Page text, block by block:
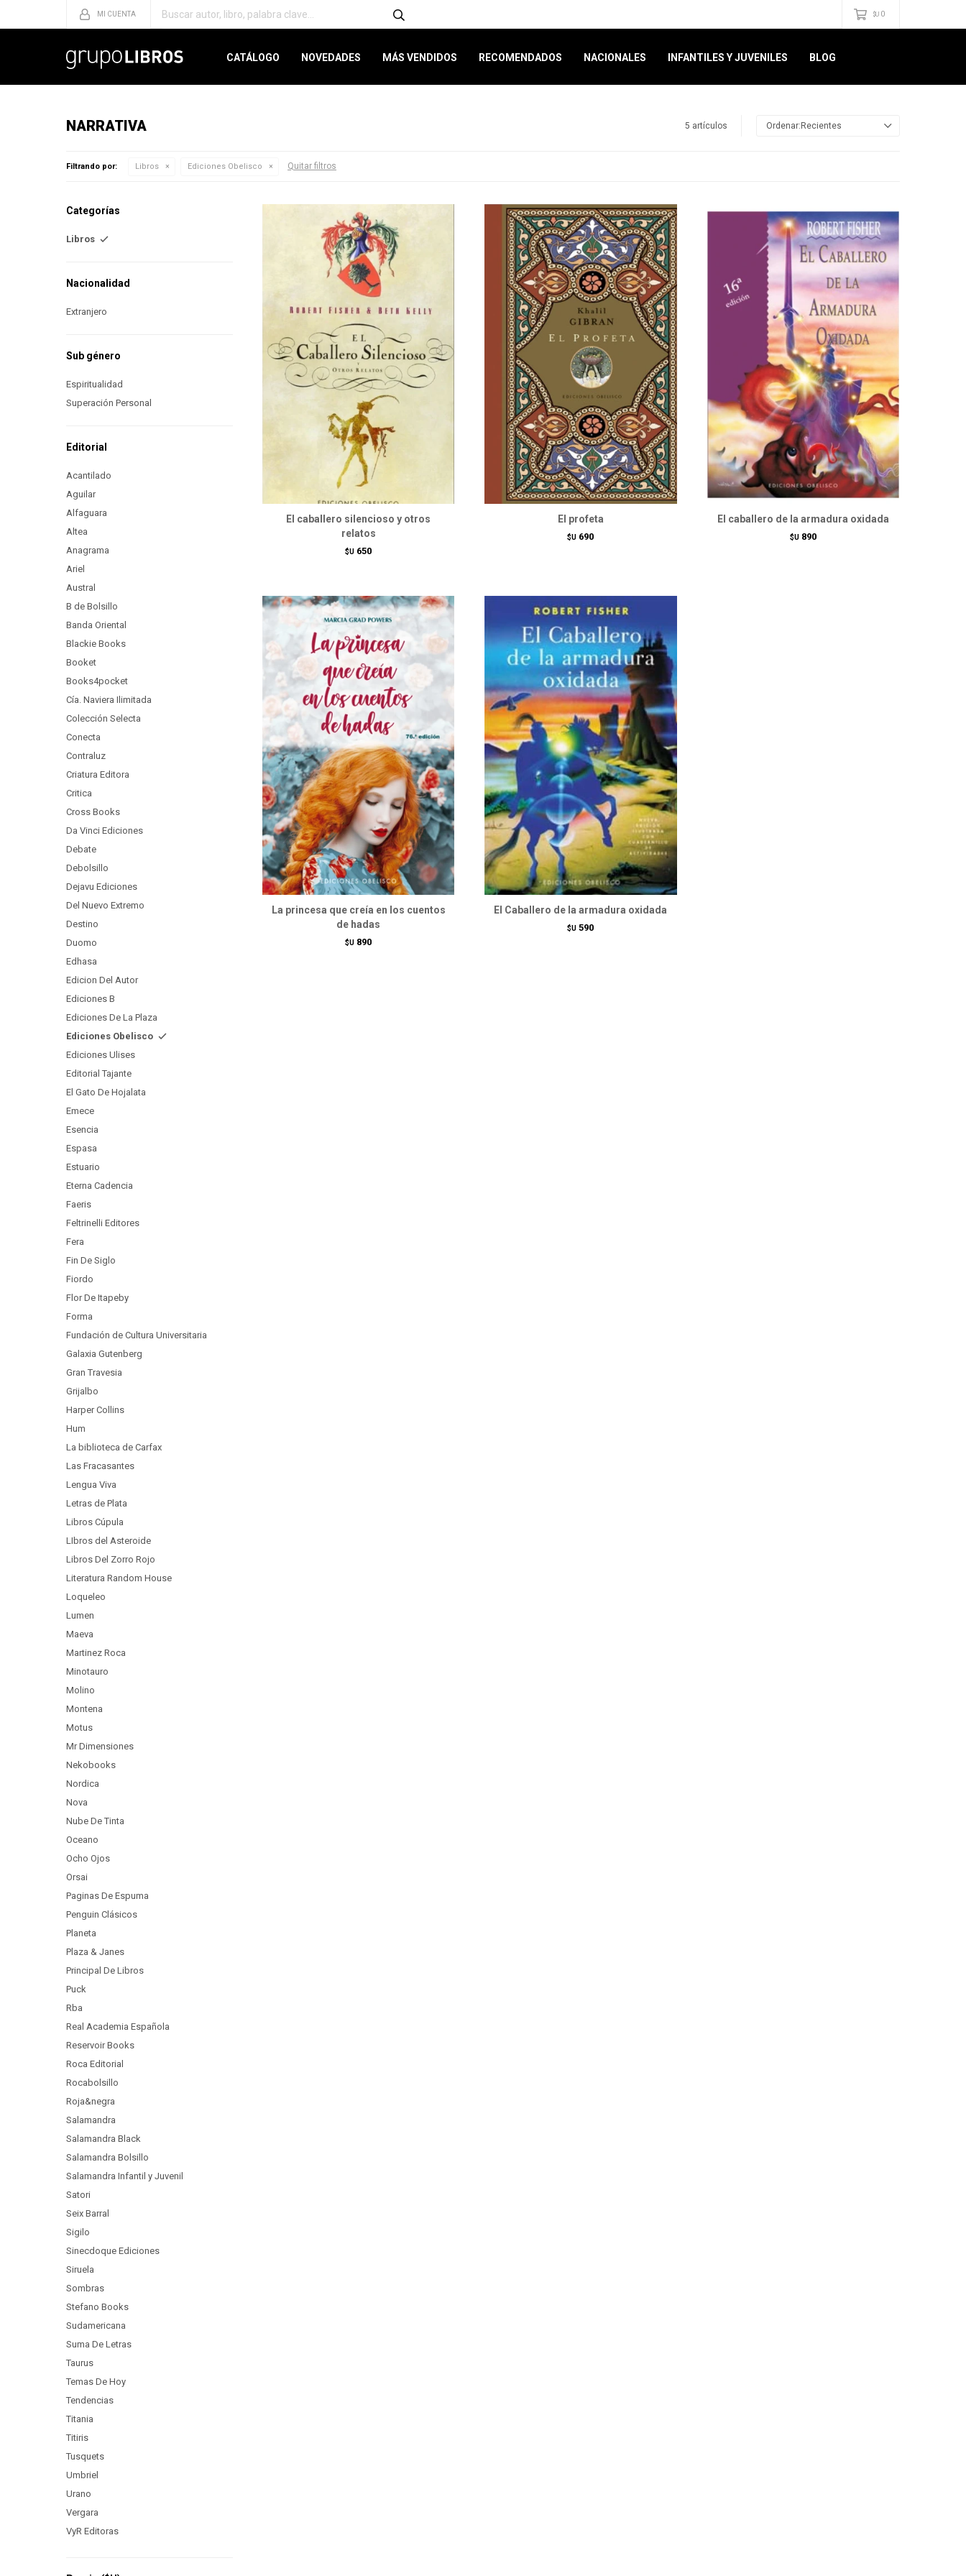
CATÁLOGO NOVEDADES MÁS VENDIDOS RECOMENDADOS NACIONALES INFANTILES Y JUVENILES BLOG
$U 0
NARRATIVA 5 artículos Recientes
Filtrando por: Libros Ediciones Obelisco Quitar filtros
El caballero silencioso y otros
relatos
$U 650
El profeta
$U 690
El caballero de la armadura oxidada
$U 890
La princesa que creía en los cuentos
de hadas
$U 890
El Caballero de la armadura oxidada
$U 590
Categorías
Libros
Nacionalidad
Extranjero
Sub género
Espiritualidad
Superación Personal
Editorial
Acantilado
Aguilar
Alfaguara
Altea
Anagrama
Ariel
Austral
B de Bolsillo
Banda Oriental
Blackie Books
Booket
Books4pocket
Cía. Naviera Ilimitada
Colección Selecta
Conecta
Contraluz
Criatura Editora
Critica
Cross Books
Da Vinci Ediciones
Debate
Debolsillo
Dejavu Ediciones
Del Nuevo Extremo
Destino
Duomo
Edhasa
Edicion Del Autor
Ediciones B
Ediciones De La Plaza
Ediciones Obelisco
Ediciones Ulises
Editorial Tajante
El Gato De Hojalata
Emece
Esencia
Espasa
Estuario
Eterna Cadencia
Faeris
Feltrinelli Editores
Fera
Fin De Siglo
Fiordo
Flor De Itapeby
Forma
Fundación de Cultura Universitaria
Galaxia Gutenberg
Gran Travesia
Grijalbo
Harper Collins
Hum
La biblioteca de Carfax
Las Fracasantes
Lengua Viva
Letras de Plata
Libros Cúpula
LIbros del Asteroide
Libros Del Zorro Rojo
Literatura Random House
Loqueleo
Lumen
Maeva
Martinez Roca
Minotauro
Molino
Montena
Motus
Mr Dimensiones
Nekobooks
Nordica
Nova
Nube De Tinta
Oceano
Ocho Ojos
Orsai
Paginas De Espuma
Penguin Clásicos
Planeta
Plaza & Janes
Principal De Libros
Puck
Rba
Real Academia Española
Reservoir Books
Roca Editorial
Rocabolsillo
Roja&negra
Salamandra
Salamandra Black
Salamandra Bolsillo
Salamandra Infantil y Juvenil
Satori
Seix Barral
Sigilo
Sinecdoque Ediciones
Siruela
Sombras
Stefano Books
Sudamericana
Suma De Letras
Taurus
Temas De Hoy
Tendencias
Titania
Titiris
Tusquets
Umbriel
Urano
Vergara
VyR Editoras